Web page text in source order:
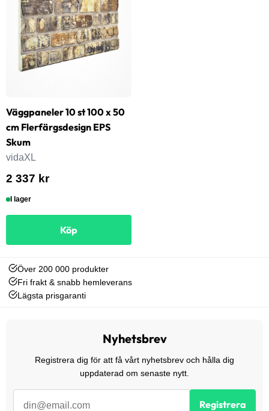
Väggpaneler 10 st 100 x 50
cm Flerfärgsdesign EPS
Skum
vidaXL
2 337 kr
I lager
Köp
Över 200 000 produkter
Fri frakt & snabb hemleverans
Lägsta prisgaranti
Nyhetsbrev
Registrera dig för att få vårt nyhetsbrev och hålla dig
uppdaterad om senaste nytt.
Registrera